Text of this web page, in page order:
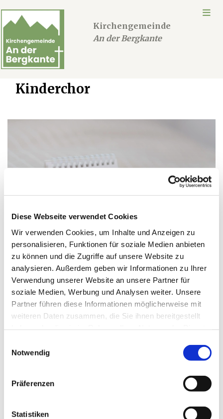
Diese Webseite verwendet Cookies
Wir verwenden Cookies, um Inhalte und Anzeigen zu
personalisieren, Funktionen für soziale Medien anbieten
zu können und die Zugriffe auf unsere Website zu
analysieren. Außerdem geben wir Informationen zu Ihrer
Verwendung unserer Website an unsere Partner für
soziale Medien, Werbung und Analysen weiter. Unsere
Partner führen diese Informationen möglicherweise mit
weiteren Daten zusammen, die Sie ihnen bereitgestellt
Notwendig
Präferenzen
Statistiken
Kirchengemeinde
An der Bergkante
Kinderchor
Donnerstag, 25. Juni 2026, 17:00 -
18:00 Uhr
Oeynhausen